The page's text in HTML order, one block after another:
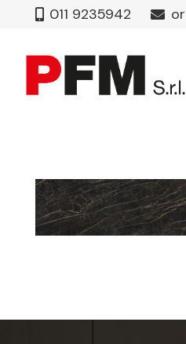
011 9235942